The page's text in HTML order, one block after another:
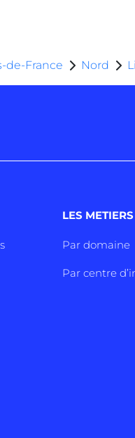
de-France Nord
LES METIERS
Par domaine
Par centre